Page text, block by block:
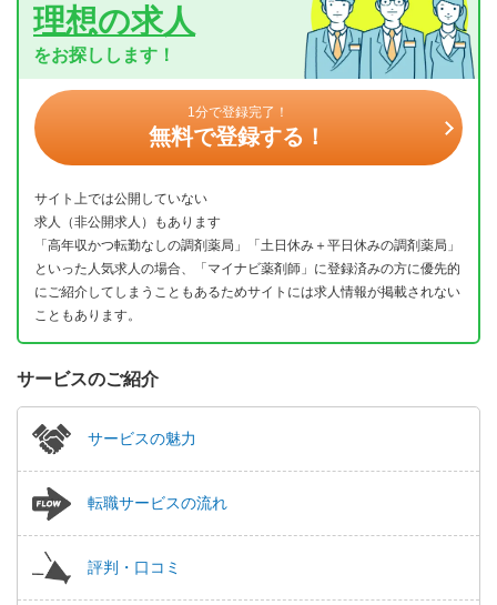
理想の求人
をお探しします！
1分で登録完了！
無料で登録する！
サイト上では公開していない
求人（非公開求人）もあります
「高年収かつ転勤なしの調剤薬局」「土日休み＋平日休みの調剤薬局」
といった人気求人の場合、「マイナビ薬剤師」に登録済みの方に優先的
にご紹介してしまうこともあるためサイトには求人情報が掲載されない
こともあります。
サービスのご紹介
サービスの魅力
転職サービスの流れ
評判・口コミ